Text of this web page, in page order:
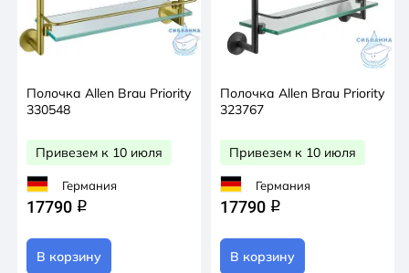
Полочка Allen Brau Priority
330548
Привезем к 10 июля
Германия
17790 q
В корзину
Полочка Allen Brau Priority
323767
Привезем к 10 июля
Германия
17790 q
В корзину